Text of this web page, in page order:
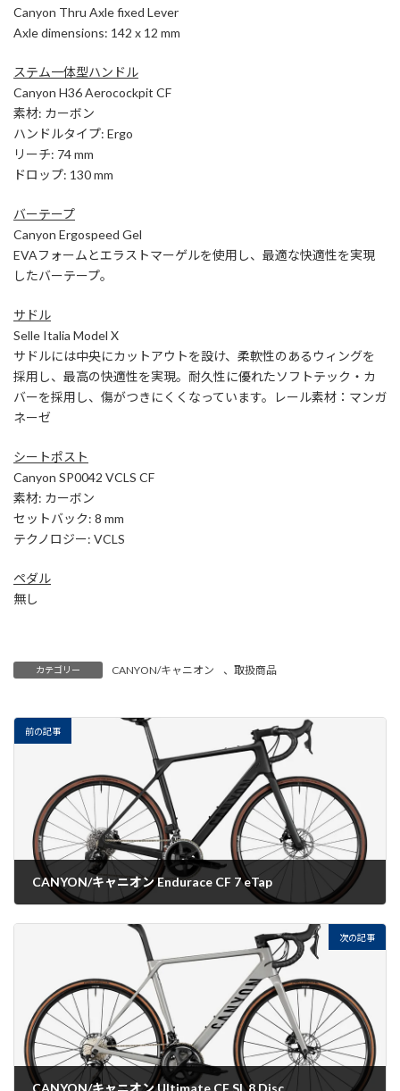
Canyon Thru Axle fixed Lever
Axle dimensions: 142 x 12 mm
ステム一体型ハンドル
Canyon H36 Aerocockpit CF
素材: カーボン
ハンドルタイプ: Ergo
リーチ: 74 mm
ドロップ: 130 mm
バーテープ
Canyon Ergospeed Gel
EVAフォームとエラストマーゲルを使用し、最適な快適性を実現
したバーテープ。
サドル
Selle Italia Model X
サドルには中央にカットアウトを設け、柔軟性のあるウィングを
採用し、最高の快適性を実現。耐久性に優れたソフトテック・カ
バーを採用し、傷がつきにくくなっています。レール素材：マンガ
ネーゼ
シートポスト
Canyon SP0042 VCLS CF
素材: カーボン
セットバック: 8 mm
テクノロジー: VCLS
ペダル
無し
カテゴリー CANYON/キャニオン 、 取扱商品
前の記事
CANYON/キャニオン Endurace CF 7 eTap
2022-08-12
次の記事
CANYON/キャニオン Ultimate CF SL 8 Disc